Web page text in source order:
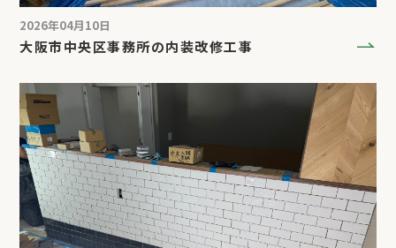
2026年04月10日
大阪市中央区事務所の内装改修工事